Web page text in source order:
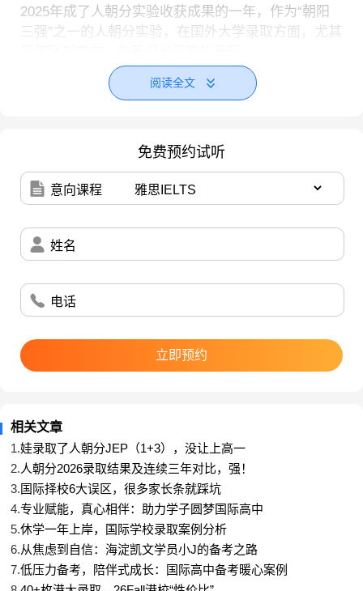
2025年成了人朝分实验收获成果的一年，作为“朝阳
三强”之一的人朝分实验，在国外大学录取方面，尤其
2026届人朝分录取情况
2026届毕业生，最全录取结果统计如下：
牛津大学 1枚
帝国理工学院 3枚
伦敦国王学院 41枚
曼彻斯特大学 85枚
布里斯托大学 40枚
格拉斯哥大学 5枚
利兹大学 10枚
华威大学 25枚
南安普顿大学 18枚
诺丁汉大学 3枚
伦敦玛丽王后大学 2枚
英国约克大学 1枚
阅读全文
免费预约试听
意向课程
姓名
电话
立即预约
相关文章
1.娃录取了人朝分JEP（1+3），没让上高一
2.人朝分2026录取结果及连续三年对比，强！
3.国际择校6大误区，很多家长条就踩坑
4.专业赋能，真心相伴：助力学子圆梦国际高中
5.休学一年上岸，国际学校录取案例分析
6.从焦虑到自信：海淀凯文学员小J的备考之路
7.低压力备考，陪伴式成长：国际高中备考暖心案例